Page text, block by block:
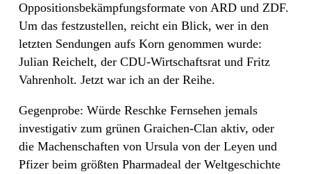
Oppositionsbekämpfungsformate von ARD und ZDF.
Um das festzustellen, reicht ein Blick, wer in den
letzten Sendungen aufs Korn genommen wurde:
Julian Reichelt, der CDU-Wirtschaftsrat und Fritz
Vahrenholt. Jetzt war ich an der Reihe.
Gegenprobe: Würde Reschke Fernsehen jemals
investigativ zum grünen Graichen-Clan aktiv, oder
die Machenschaften von Ursula von der Leyen und
Pfizer beim größten Pharmadeal der Weltgeschichte